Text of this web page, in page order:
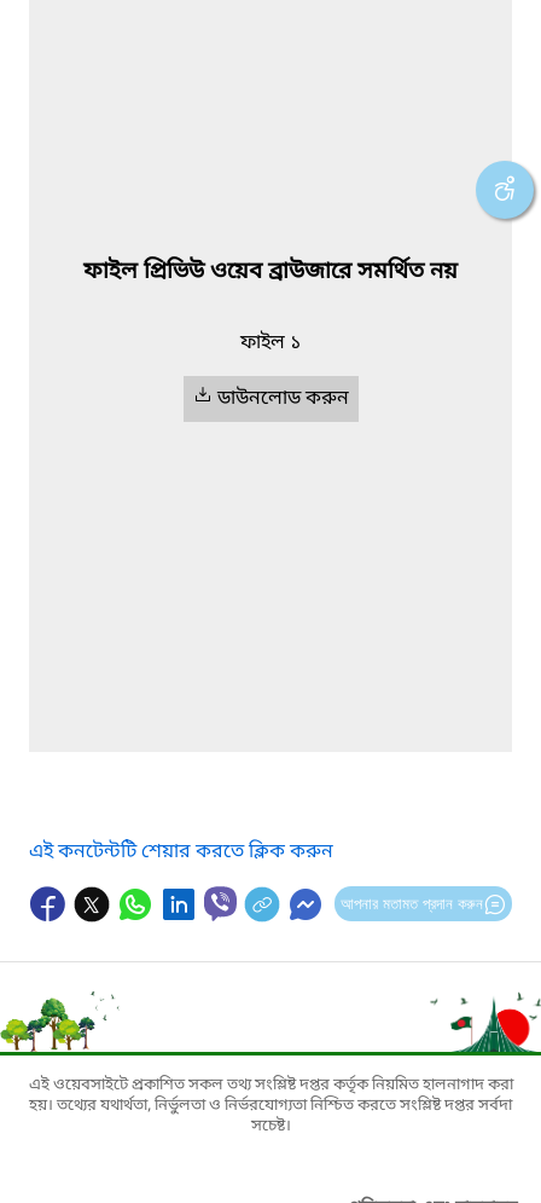
ফাইল প্রিভিউ ওয়েব ব্রাউজারে সমর্থিত নয়
ফাইল ১
ডাউনলোড করুন
এই কনটেন্টটি শেয়ার করতে ক্লিক করুন
আপনার মতামত প্রদান করুন
এই ওয়েবসাইটে প্রকাশিত সকল তথ্য সংশ্লিষ্ট দপ্তর কর্তৃক নিয়মিত হালনাগাদ করা
হয়। তথ্যের যথার্থতা, নির্ভুলতা ও নির্ভরযোগ্যতা নিশ্চিত করতে সংশ্লিষ্ট দপ্তর সর্বদা
সচেষ্ট।